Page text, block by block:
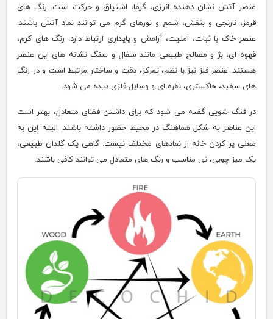
عنصر آتش نشان دهنده انرژی، گرما، اشتیاق و حرکت است. رنگ های
قرمز، نارنجی و بنفش، شمع و نورهای گرم می توانند نماد آتش باشند.
عنصر خاک با ثبات، امنیت، آرامش و پایداری ارتباط دارد. رنگ های کرم،
قهوه ای، بژ و مصالح طبیعی مانند سفال و سنگ نشانه های این عنصر
هستند. عنصر فلز نیز با نظم، تمرکز، دقت و ساختار مرتبط است و در رنگ
های سفید، خاکستری، نقره ای و وسایل فلزی دیده می شود.
در فنگ شویی گفته می شود که برای داشتن فضای متعادل، بهتر است
این عناصر به شکل هماهنگ در محیط حضور داشته باشند. البته این به
معنی پر کردن خانه از نمادهای مختلف نیست. گاهی یک گلدان طبیعی،
یک میز چوبی، نور مناسب و رنگ های متعادل می توانند کافی باشند.